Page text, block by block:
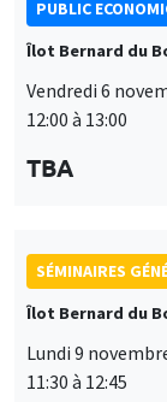
Îlot Bernard du
12:00 à 13:00
SÉMINAIRES
Îlot Bernard du
11:30 à 12:45
des
et
des
cookies
Ce site utilise des
contenus
politique de
Personnaliser